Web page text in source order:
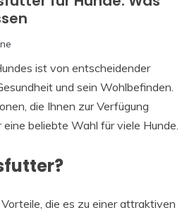
ist von entscheidender
und sein Wohlbefinden.
die Ihnen zur Verfügung
beliebte Wahl für viele Hunde.
die es zu einer attraktiven